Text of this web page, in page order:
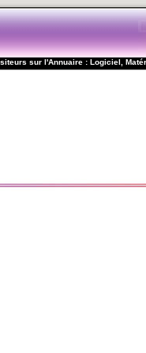
sur l'Annuaire : Logiciel,